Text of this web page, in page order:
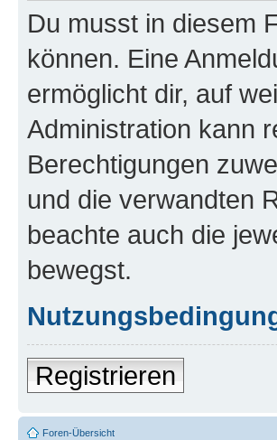
Du musst in diesem
können. Eine
ermöglicht dir, auf
Administration kann
Berechtigungen
und die verwandten
beachte auch die
bewegst.
Registrieren
Foren-Übersicht